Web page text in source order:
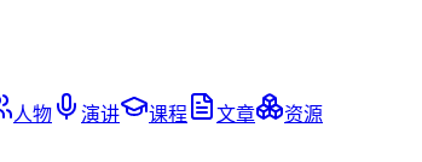
人物 演讲 课程 文章
资源